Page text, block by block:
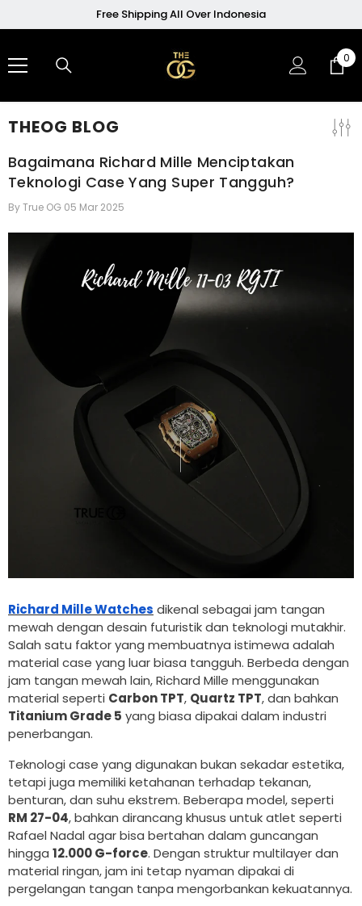
SKIP TO CONTENT
Free Shipping All Over Indonesia
0
0
THEOG BLOG
Bagaimana Richard Mille Menciptakan
Teknologi Case Yang Super Tangguh?
ByTrue OG 05 Mar 2025
Richard Mille Watches dikenal sebagai jam tangan
mewah dengan desain futuristik dan teknologi mutakhir.
Salah satu faktor yang membuatnya istimewa adalah
material case yang luar biasa tangguh. Berbeda dengan
jam tangan mewah lain, Richard Mille menggunakan
material seperti Carbon TPT, Quartz TPT, dan bahkan
Titanium Grade 5 yang biasa dipakai dalam industri
penerbangan.
Teknologi case yang digunakan bukan sekadar estetika,
tetapi juga memiliki ketahanan terhadap tekanan,
benturan, dan suhu ekstrem. Beberapa model, seperti
RM 27-04, bahkan dirancang khusus untuk atlet seperti
Rafael Nadal agar bisa bertahan dalam guncangan
hingga 12.000 G-force. Dengan struktur multilayer dan
material ringan, jam ini tetap nyaman dipakai di
pergelangan tangan tanpa mengorbankan kekuatannya.